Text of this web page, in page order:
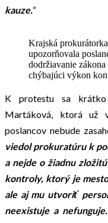
kauze.“
Krajská
upozorňovala
dodržiavanie
chýbajúci výkon
K protestu sa
Martáková, ktorá už
poslancov nebude
viedol prokuratúru k
a nejde o žiadnu
kontroly, ktorý je
ale aj mu utvoriť
neexistuje a